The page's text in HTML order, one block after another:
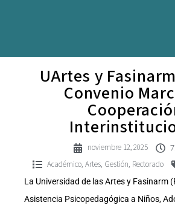
UArtes y
Convenio
noviembre 12, 2025
Académico, Artes, Gestión, Rectorado
La Universidad de las Artes y Fasinarm
Asistencia Psicopedagógica a Niños,